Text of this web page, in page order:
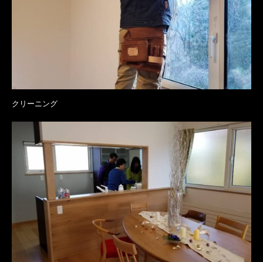
クリーニング